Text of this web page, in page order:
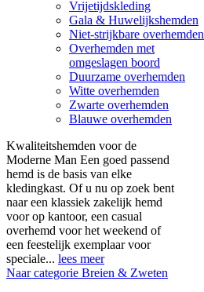
Vrijetijdskleding
Gala & Huwelijkshemden
Niet-strijkbare overhemden
Overhemden met
omgeslagen boord
Duurzame overhemden
Witte overhemden
Zwarte overhemden
Blauwe overhemden
Kwaliteitshemden voor de
Moderne Man Een goed passend
hemd is de basis van elke
kledingkast. Of u nu op zoek bent
naar een klassiek zakelijk hemd
voor op kantoor, een casual
overhemd voor het weekend of
een feestelijk exemplaar voor
speciale... lees meer
Naar categorie Breien & Zweten